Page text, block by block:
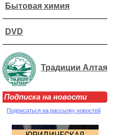
Бытовая химия
DVD
Традиции Алтая
Подписка на новости
Подписаться на рассылку новостей